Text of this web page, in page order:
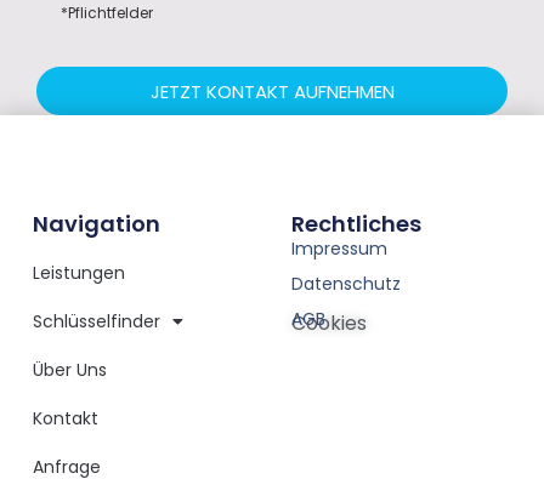
*Pflichtfelder
JETZT KONTAKT AUFNEHMEN
Navigation
Leistungen
Schlüsselfinder
Über Uns
Kontakt
Anfrage
Rechtliches
Impressum
Datenschutz
AGB
Cookies